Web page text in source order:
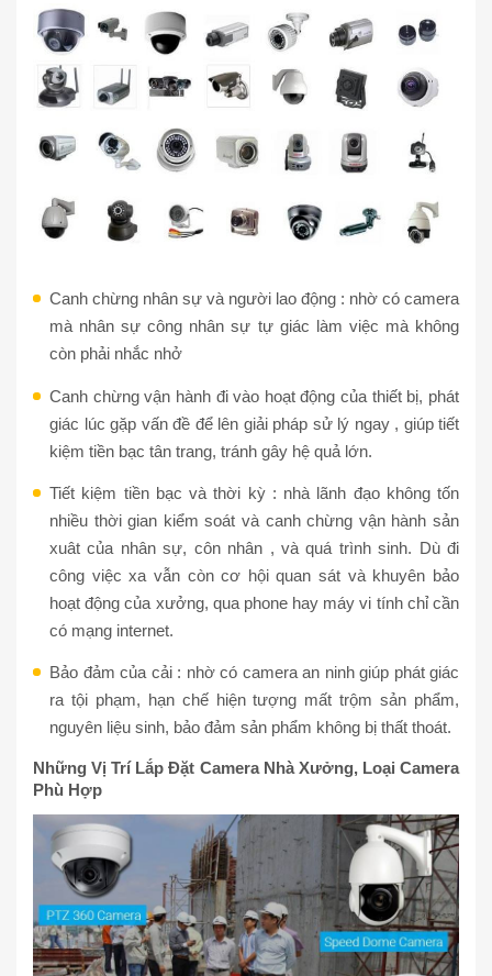
Canh chừng nhân sự và người lao động : nhờ có camera
mà nhân sự công nhân sự tự giác làm việc mà không
còn phải nhắc nhở
Canh chừng vận hành đi vào hoạt động của thiết bị, phát
giác lúc gặp vấn đề để lên giải pháp sử lý ngay , giúp tiết
kiệm tiền bạc tân trang, tránh gây hệ quả lớn.
Tiết kiệm tiền bạc và thời kỳ : nhà lãnh đạo không tốn
nhiều thời gian kiểm soát và canh chừng vận hành sản
xuât của nhân sự, côn nhân , và quá trình sinh. Dù đi
công việc xa vẫn còn cơ hội quan sát và khuyên bảo
hoạt động của xưởng, qua phone hay máy vi tính chỉ cần
có mạng internet.
Bảo đảm của cải : nhờ có camera an ninh giúp phát giác
ra tội phạm, hạn chế hiện tượng mất trộm sản phẩm,
nguyên liệu sinh, bảo đảm sản phẩm không bị thất thoát.
Những Vị Trí Lắp Đặt Camera Nhà Xưởng, Loại Camera
Phù Hợp